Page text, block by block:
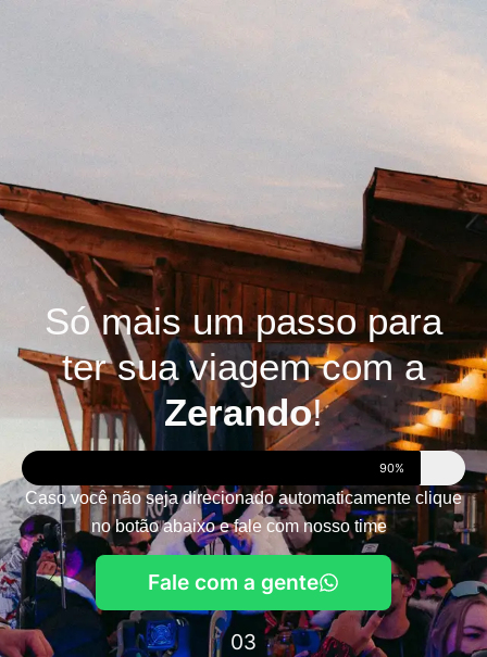
Só mais um passo para
ter sua viagem com a
Zerando!
90%
Caso você não seja direcionado automaticamente clique
no botão abaixo e fale com nosso time
Fale com a gente
03